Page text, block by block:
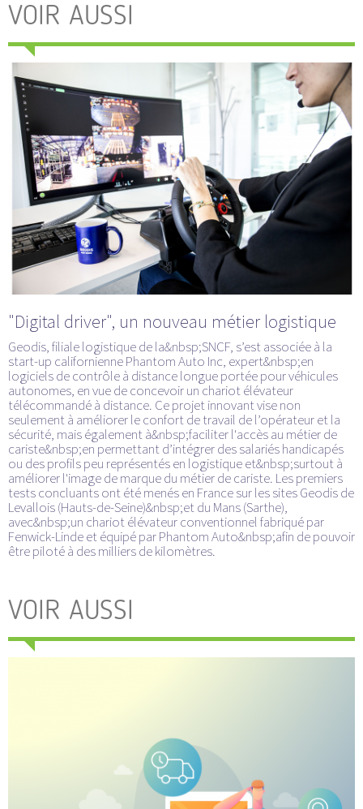
VOIR AUSSI
"Digital driver", un nouveau métier logistique
Geodis, filiale logistique de la&nbsp;SNCF, s’est associée à la
start-up californienne Phantom Auto Inc, expert&nbsp;en
logiciels de contrôle à distance longue portée pour véhicules
autonomes, en vue de concevoir un chariot élévateur
télécommandé à distance. Ce projet innovant vise non
seulement à améliorer le confort de travail de l’opérateur et la
sécurité, mais également à&nbsp;faciliter l'accès au métier de
cariste&nbsp;en permettant d’intégrer des salariés handicapés
ou des profils peu représentés en logistique et&nbsp;surtout à
améliorer l'image de marque du métier de cariste. Les premiers
tests concluants ont été menés en France sur les sites Geodis de
Levallois (Hauts-de-Seine)&nbsp;et du Mans (Sarthe),
avec&nbsp;un chariot élévateur conventionnel fabriqué par
Fenwick-Linde et équipé par Phantom Auto&nbsp;afin de pouvoir
être piloté à des milliers de kilomètres.
VOIR AUSSI